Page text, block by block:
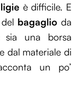
è difficile. E
bagaglio da
sia una borsa
dal materiale di
un po’